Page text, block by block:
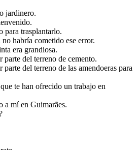
jardinero.
para trasplantarlo.
habría cometido ese error.
era grandiosa.
parte del terreno de cemento.
del terreno de las amendoeras para
te han ofrecido un trabajo en
a mí en Guimarães.